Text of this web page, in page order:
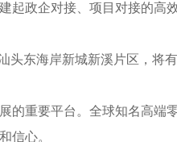
政企对接、项目对接的高
东海岸新城新溪片区，将
重要平台。全球知名高端
信心。